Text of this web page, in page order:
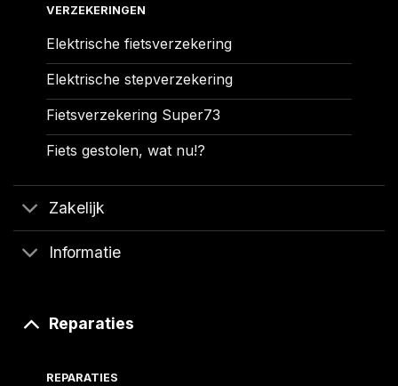
VERZEKERINGEN
Elektrische fietsverzekering
Elektrische stepverzekering
Fietsverzekering Super73
Fiets gestolen, wat nu!?
Zakelijk
Informatie
Reparaties
REPARATIES